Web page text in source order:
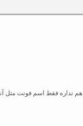
نداره فقط اسم فونت مثل